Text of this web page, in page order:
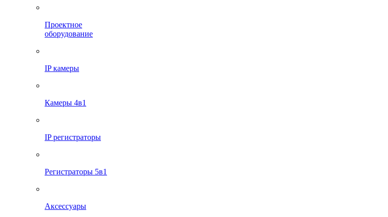
Проектное
оборудование
IP камеры
Камеры 4в1
IP регистраторы
Регистраторы 5в1
Аксессуары